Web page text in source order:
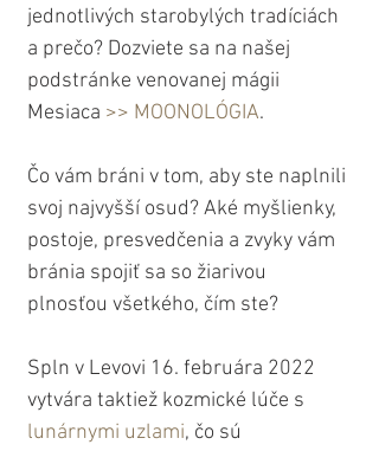
jednotlivých starobylých tradíciách
a prečo? Dozviete sa na našej
podstránke venovanej mágii
Mesiaca >> MOONOLÓGIA.
Čo vám bráni v tom, aby ste naplnili
svoj najvyšší osud? Aké myšlienky,
postoje, presvedčenia a zvyky vám
bránia spojiť sa so žiarivou
plnosťou všetkého, čím ste?
Spln v Levovi 16. februára 2022
vytvára taktiež kozmické lúče s
lunárnymi uzlami, čo sú